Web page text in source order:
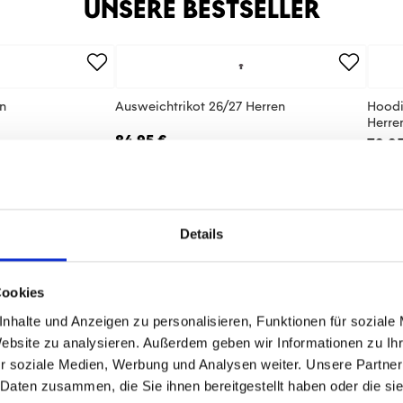
Details
und Anzeigen zu personalisieren, Funktionen für soziale
zu analysieren. Außerdem geben wir Informationen zu
soziale Medien, Werbung und Analysen weiter. Unsere
zusammen, die Sie ihnen bereitgestellt haben oder die
UNSERE BESTSELLER
Ausweichtrikot 26/27 Herren
84,95 €
Melde dich jetzt an
Stand.
Verpasse nie